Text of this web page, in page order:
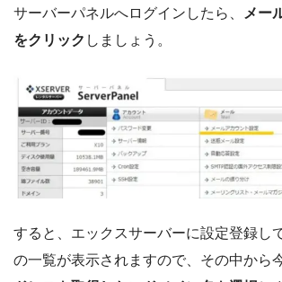
サーバーパネルへログインしたら、
メー
をクリック しましょう。
すると、エックスサーバーに設定登録し
の一覧が表示されますので、その中から